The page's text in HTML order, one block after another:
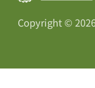
Copyright ©